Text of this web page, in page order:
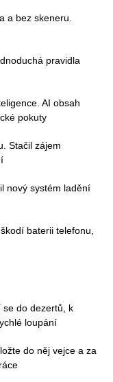
a bez skeneru.
pravidla
AI obsah
pokuty
Stačil zájem
nový systém ladění
baterii telefonu,
do dezertů, k
loupání
do něj vejce a za